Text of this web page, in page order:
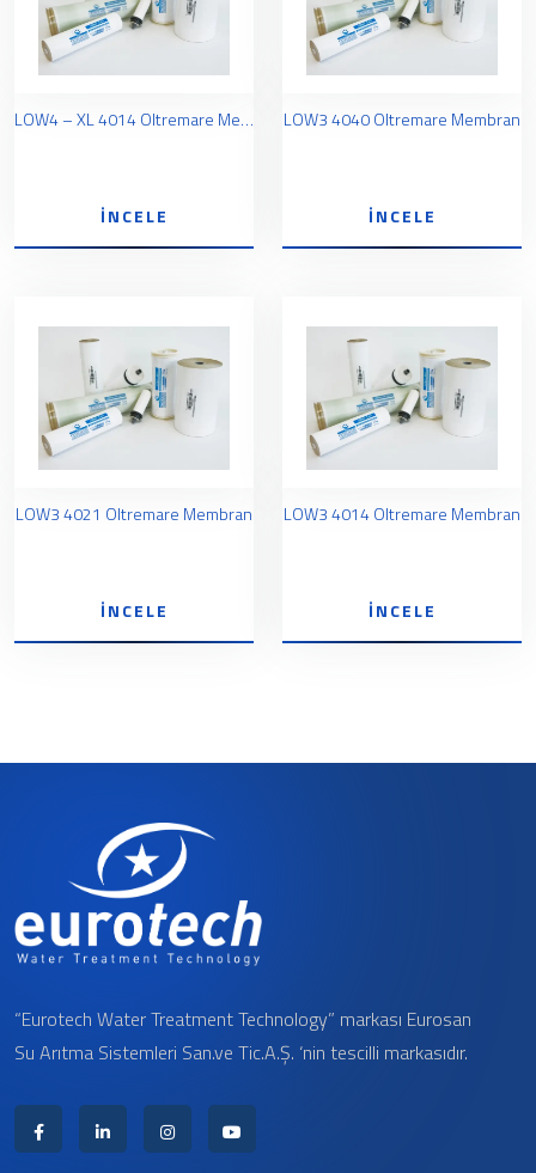
LOW4 – XL 4014 Oltremare Membran
İNCELE
LOW3 4040 Oltremare Membran
İNCELE
LOW3 4021 Oltremare Membran
İNCELE
LOW3 4014 Oltremare Membran
İNCELE
“Eurotech Water Treatment Technology” markası Eurosan
Su Arıtma Sistemleri San.ve Tic.A.Ş. ‘nin tescilli markasıdır.